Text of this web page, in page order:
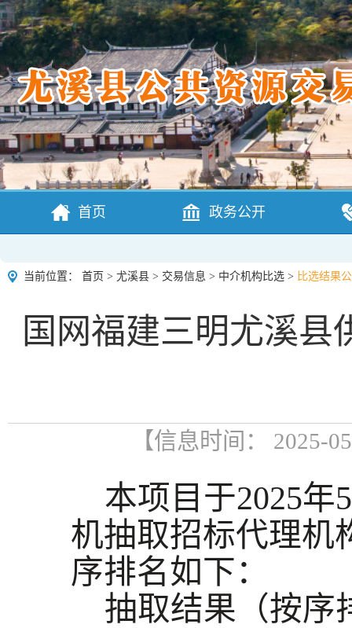
首页 政务公开
当前位置： 首页 > 尤溪县 > 交易信息 > 中介机构比选 > 比选结果
国网福建三明尤溪县
【信息时间： 2025-
本项目于2025年5
机抽取招标代理机
序排名如下：
抽取结果（按序